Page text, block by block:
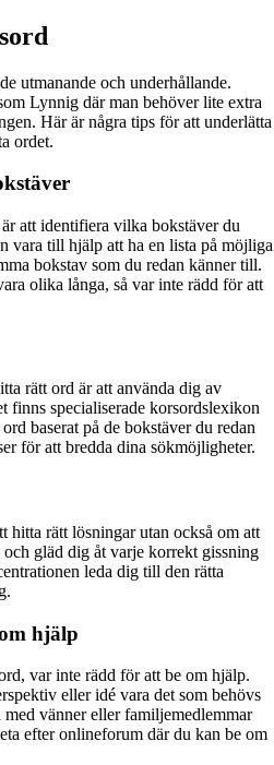
utmanande och underhållande.
Lynnig där man behöver lite extra
Här är några tips för att underlätta
ordet.
att identifiera vilka bokstäver du
vara till hjälp att ha en lista på möjliga
bokstav som du redan känner till.
olika långa, så var inte rädd för att
rätt ord är att använda dig av
specialiserade korsordslexikon
baserat på de bokstäver du redan
för att bredda dina sökmöjligheter.
hitta rätt lösningar utan också om att
gläd dig åt varje korrekt gissning
leda dig till den rätta
hjälp
var inte rädd för att be om hjälp.
eller idé vara det som behövs
vänner eller familjemedlemmar
efter onlineforum där du kan be om